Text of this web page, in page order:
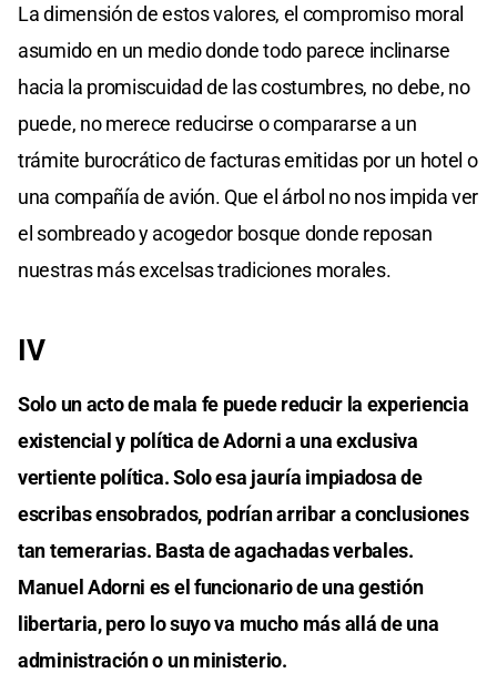
La dimensión de estos valores, el compromiso moral
asumido en un medio donde todo parece inclinarse
hacia la promiscuidad de las costumbres, no debe, no
puede, no merece reducirse o compararse a un
trámite burocrático de facturas emitidas por un hotel o
una compañía de avión. Que el árbol no nos impida ver
el sombreado y acogedor bosque donde reposan
nuestras más excelsas tradiciones morales.
IV
Solo un acto de mala fe puede reducir la experiencia
existencial y política de Adorni a una exclusiva
vertiente política. Solo esa jauría impiadosa de
escribas ensobrados, podrían arribar a conclusiones
tan temerarias. Basta de agachadas verbales.
Manuel Adorni es el funcionario de una gestión
libertaria, pero lo suyo va mucho más allá de una
administración o un ministerio.